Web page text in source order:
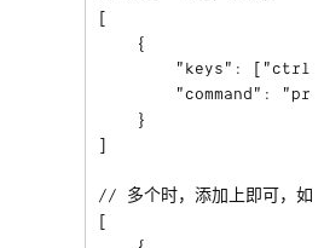
"keys":
"command":
    }
// 多个时，添加上即可，如